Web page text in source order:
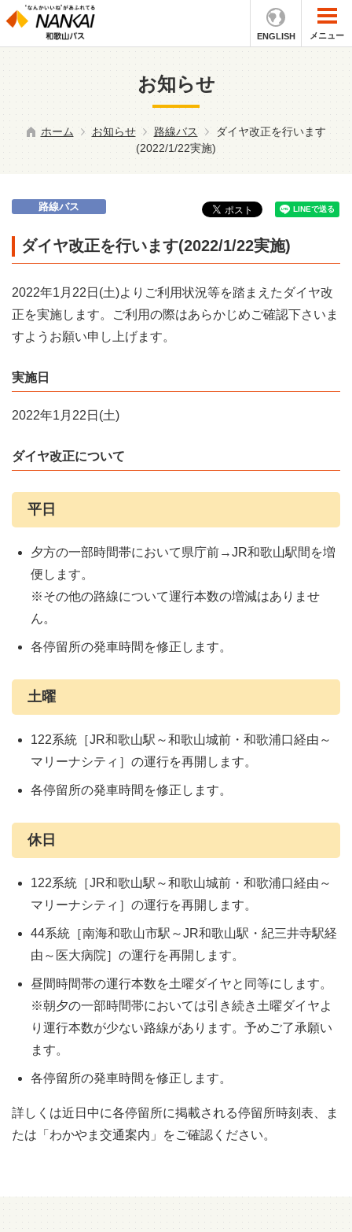
ENGLISH メニュー
お知らせ
ホーム お知らせ 路線バス
ダイヤ改正を行います
(2022/1/22実施)
路線バス
ダイヤ改正を行います(2022/1/22実施)
2022年1月22日(土)よりご利用状況等を踏まえたダイヤ改
正を実施します。ご利用の際はあらかじめご確認下さいま
すようお願い申し上げます。
実施日
2022年1月22日(土)
ダイヤ改正について
平日
夕方の一部時間帯において県庁前→JR和歌山駅間を増
便します。
※その他の路線について運行本数の増減はありませ
ん。
各停留所の発車時間を修正します。
土曜
122系統［JR和歌山駅～和歌山城前・和歌浦口経由～
マリーナシティ］の運行を再開します。
各停留所の発車時間を修正します。
休日
122系統［JR和歌山駅～和歌山城前・和歌浦口経由～
マリーナシティ］の運行を再開します。
44系統［南海和歌山市駅～JR和歌山駅・紀三井寺駅経
由～医大病院］の運行を再開します。
昼間時間帯の運行本数を土曜ダイヤと同等にします。
※朝夕の一部時間帯においては引き続き土曜ダイヤよ
り運行本数が少ない路線があります。予めご了承願い
ます。
各停留所の発車時間を修正します。
詳しくは近日中に各停留所に掲載される停留所時刻表、ま
たは「わかやま交通案内」をご確認ください。